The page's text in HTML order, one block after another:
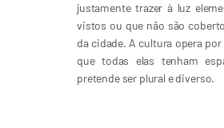
justamente trazer à luz
vistos ou que não são
da cidade. A cultura opera
que todas elas tenham
pretende ser plural e diverso.